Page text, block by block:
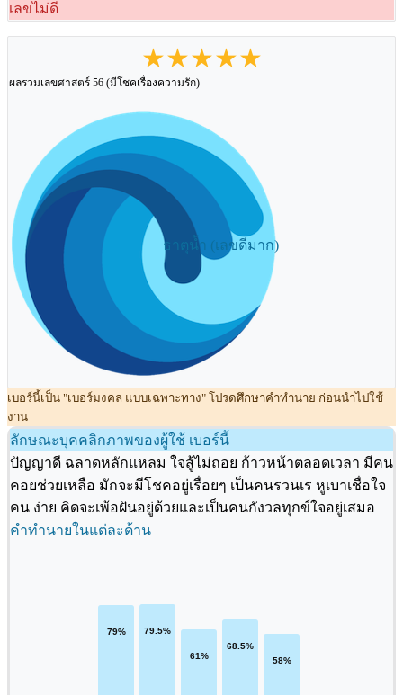
เลขไม่ดี
★★★★★
ผลรวมเลขศาสตร์ 56 (มีโชคเรื่องความรัก)
ธาตุน้ำ (เลขดีมาก)
เบอร์นี้เป็น "เบอร์มงคล แบบเฉพาะทาง" โปรดศึกษาคำทำนาย ก่อนนำไปใช้
งาน
ลักษณะบุคคลิกภาพของผู้ใช้ เบอร์นี้
ปัญญาดี ฉลาดหลักแหลม ใจสู้ไม่ถอย ก้าวหน้าตลอดเวลา มีคน
คอยช่วยเหลือ มักจะมีโชคอยู่เรื่อยๆ เป็นคนรวนเร หูเบาเชื่อใจ
คน ง่าย คิดจะเพ้อฝันอยู่ด้วยและเป็นคนกังวลทุกข์ใจอยู่เสมอ
คำทำนายในแต่ละด้าน